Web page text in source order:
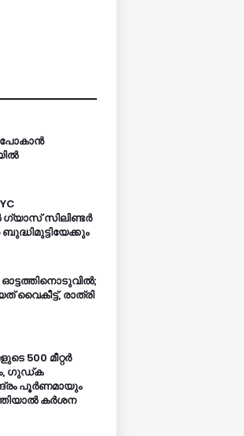
പോകാൻ
ഗ്യാസ് സിലിണ്ടര്‍
വൈകീട്ട്, രാത്രി
500 മീറ്റർ
ഗുഡ്ക
പൂർണമായും
കർശന